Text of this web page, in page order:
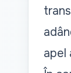
apel